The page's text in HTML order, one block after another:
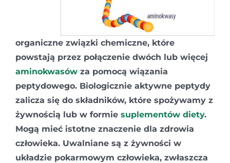
organiczne związki chemiczne, które
powstają przez połączenie dwóch lub więcej
aminokwasów za pomocą wiązania
peptydowego. Biologicznie aktywne peptydy
zalicza się do składników, które spożywamy z
żywnością lub w formie suplementów diety.
Mogą mieć istotne znaczenie dla zdrowia
człowieka. Uwalniane są z żywności w
układzie pokarmowym człowieka, zwłaszcza